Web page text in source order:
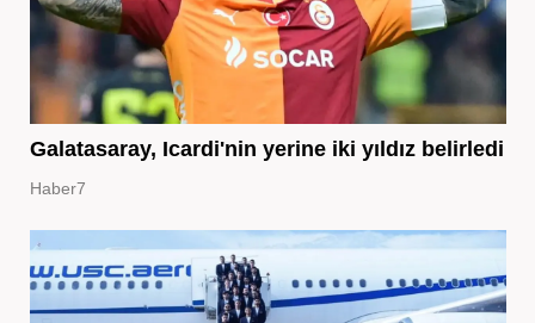
Galatasaray, Icardi'nin yerine iki yıldız belirledi
Haber7